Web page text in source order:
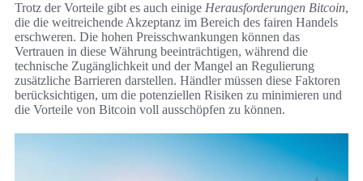
Trotz der Vorteile gibt es auch einige Herausforderungen Bitcoin,
die die weitreichende Akzeptanz im Bereich des fairen Handels
erschweren. Die hohen Preisschwankungen können das
Vertrauen in diese Währung beeinträchtigen, während die
technische Zugänglichkeit und der Mangel an Regulierung
zusätzliche Barrieren darstellen. Händler müssen diese Faktoren
berücksichtigen, um die potenziellen Risiken zu minimieren und
die Vorteile von Bitcoin voll ausschöpfen zu können.